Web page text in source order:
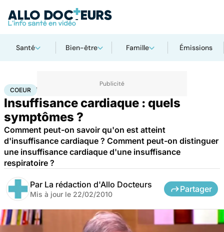
Santé Bien-être Famille Émissions
AccueilSanté Maladies cardiaques
COEUR
Insuffisance cardiaque : quels
symptômes ?
Comment peut-on savoir qu'on est atteint
d'insuffisance cardiaque ? Comment peut-on distinguer
une insuffisance cardiaque d'une insuffisance
respiratoire ?
Par La rédaction d'Allo Docteurs
Mis à jour le 22/02/2010
Partager